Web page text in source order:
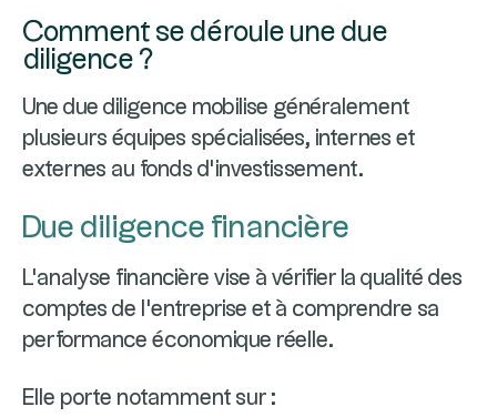
Comment se déroule une due
diligence ?
Une due diligence mobilise généralement
plusieurs équipes spécialisées, internes et
externes au fonds d'investissement.
Due diligence financière
L'analyse financière vise à vérifier la qualité des
comptes de l'entreprise et à comprendre sa
performance économique réelle.
Elle porte notamment sur :